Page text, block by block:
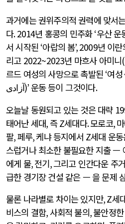
과거에는 권위주의적 권력에 맞서
다. 2014년 홍콩의 민주화‘우산 운
서 시작된 ‘아랍의 봄’, 2009년 이
리고 2022~2023년 마흐사 아미니
르드 여성의 사망으로 촉발된 ‘여성
آزادی)’ 운동 등이 그것이다.
오늘날 동원되고 있는 것은 대략
태어난 세대,즉Z세대다.모로코,
팔,페루,케냐 등지에서 Z세대 운
스럽거나 최소한 불필요한 지출 —
에게 물,전기,그리고 인간다운 주
급한 경기장 건설 같은 — 을 문제
물론 나라별로 차이는 있지만, Z세
비스의 결함,사회적 불의,불안정